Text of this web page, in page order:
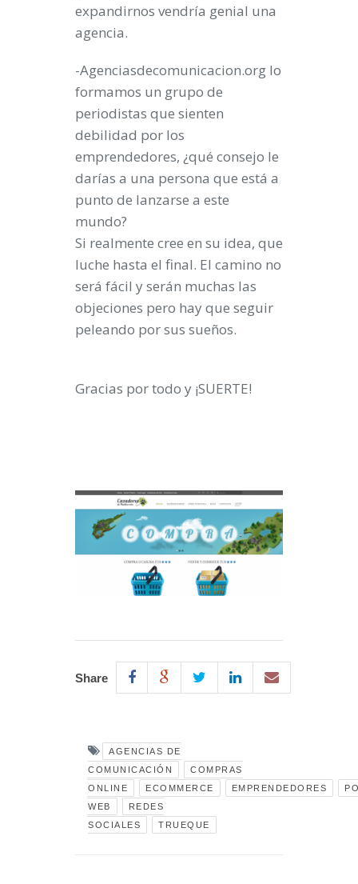
expandirnos vendría genial una
agencia.
-Agenciasdecomunicacion.org lo
formamos un grupo de
periodistas que sienten
debilidad por los
emprendedores, ¿qué consejo le
darías a una persona que está a
punto de lanzarse a este
mundo?
Si realmente cree en su idea, que
luche hasta el final. El camino no
será fácil y serán muchas las
objeciones pero hay que seguir
peleando por sus sueños.
Gracias por todo y ¡SUERTE!
Share
AGENCIAS DE
COMUNICACIÓN
COMPRAS
ONLINE
ECOMMERCE EMPRENDEDORES
WEB
REDES
SOCIALES
TRUEQUE